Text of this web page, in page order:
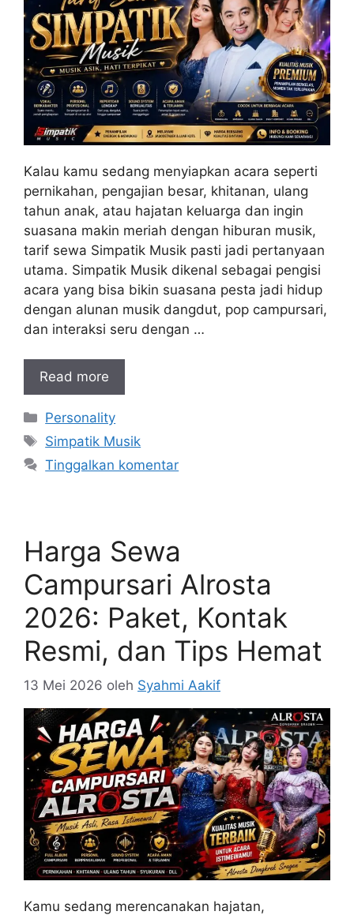
Kalau kamu sedang menyiapkan acara seperti
pernikahan, pengajian besar, khitanan, ulang
tahun anak, atau hajatan keluarga dan ingin
suasana makin meriah dengan hiburan musik,
tarif sewa Simpatik Musik pasti jadi pertanyaan
utama. Simpatik Musik dikenal sebagai pengisi
acara yang bisa bikin suasana pesta jadi hidup
dengan alunan musik dangdut, pop campursari,
dan interaksi seru dengan …
Read more
Kategori
Personality
Tag
Simpatik Musik
Tinggalkan komentar
Harga Sewa
Campursari Alrosta
2026: Paket, Kontak
Resmi, dan Tips Hemat
13 Mei 2026 oleh Syahmi Aakif
Kamu sedang merencanakan hajatan,